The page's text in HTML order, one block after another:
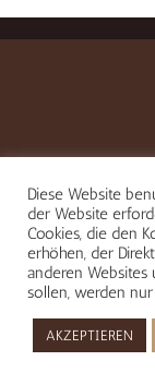
Diese Website
der Website
Cookies, die den
erhöhen, der
anderen
sollen, werden
AKZEPTIEREN